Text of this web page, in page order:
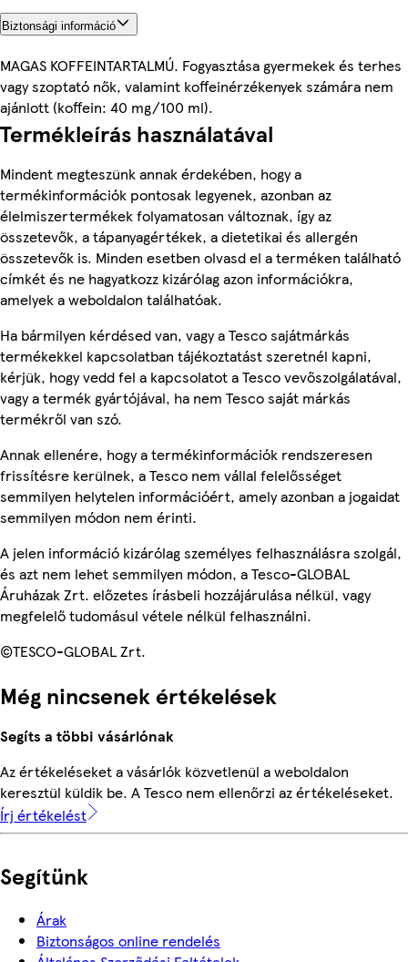
Biztonsági információ
MAGAS KOFFEINTARTALMÚ. Fogyasztása gyermekek és terhes
vagy szoptató nők, valamint koffeinérzékenyek számára nem
ajánlott (koffein: 40 mg/100 ml).
Termékleírás használatával
Mindent megteszünk annak érdekében, hogy a
termékinformációk pontosak legyenek, azonban az
élelmiszertermékek folyamatosan változnak, így az
összetevők, a tápanyagértékek, a dietetikai és allergén
összetevők is. Minden esetben olvasd el a terméken található
címkét és ne hagyatkozz kizárólag azon információkra,
amelyek a weboldalon találhatóak.
Ha bármilyen kérdésed van, vagy a Tesco sajátmárkás
termékekkel kapcsolatban tájékoztatást szeretnél kapni,
kérjük, hogy vedd fel a kapcsolatot a Tesco vevőszolgálatával,
vagy a termék gyártójával, ha nem Tesco saját márkás
termékről van szó.
Annak ellenére, hogy a termékinformációk rendszeresen
frissítésre kerülnek, a Tesco nem vállal felelősséget
semmilyen helytelen információért, amely azonban a jogaidat
semmilyen módon nem érinti.
A jelen információ kizárólag személyes felhasználásra szolgál,
és azt nem lehet semmilyen módon, a Tesco-GLOBAL
Áruházak Zrt. előzetes írásbeli hozzájárulása nélkül, vagy
megfelelő tudomásul vétele nélkül felhasználni.
©TESCO-GLOBAL Zrt.
Még nincsenek értékelések
Segíts a többi vásárlónak
Az értékeléseket a vásárlók közvetlenül a weboldalon
keresztül küldik be. A Tesco nem ellenőrzi az értékeléseket.
Írj értékelést
Segítünk
Árak
Biztonságos online rendelés